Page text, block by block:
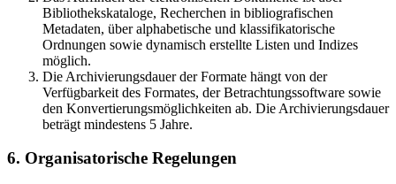
Bibliothekskataloge, Recherchen in bibliografischen
Metadaten, über alphabetische und klassifikatorische
Ordnungen sowie dynamisch erstellte Listen und Indizes
möglich.
Die Archivierungsdauer der Formate hängt von der
Verfügbarkeit des Formates, der Betrachtungssoftware sowie
den Konvertierungsmöglichkeiten ab. Die Archivierungsdauer
beträgt mindestens 5 Jahre.
6. Organisatorische Regelungen